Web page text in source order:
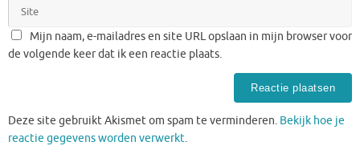
Mijn naam, e-mailadres en site URL opslaan in mijn browser voor
de volgende keer dat ik een reactie plaats.
Deze site gebruikt Akismet om spam te verminderen. Bekijk hoe je
reactie gegevens worden verwerkt.